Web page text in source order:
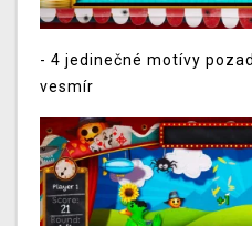
- 4 jedinečné motívy
vesmír